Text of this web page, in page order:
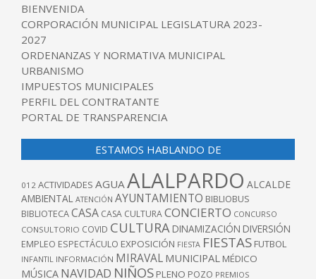
BIENVENIDA
CORPORACIÓN MUNICIPAL LEGISLATURA 2023-
2027
ORDENANZAS Y NORMATIVA MUNICIPAL
URBANISMO
IMPUESTOS MUNICIPALES
PERFIL DEL CONTRATANTE
PORTAL DE TRANSPARENCIA
ESTAMOS HABLANDO DE
012 ACTIVIDADES AGUA ALALPARDO ALCALDE
AMBIENTAL ATENCIÓN AYUNTAMIENTO BIBLIOBUS
BIBLIOTECACASA CASA CULTURACONCIERTO CONCURSO
CONSULTORIO COVID CULTURA DINAMIZACIÓN DIVERSIÓN
EMPLEO ESPECTÁCULO EXPOSICIÓN FIESTA FIESTAS FUTBOL
INFANTIL INFORMACIÓN MIRAVAL MUNICIPAL MÉDICO
MÚSICA NAVIDAD NIÑOS PLENO POZO PREMIOS